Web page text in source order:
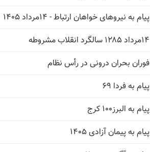
پیام به نیروهای خواهان ارتباط - ۱۴مرداد ۱۴۰۵
۱۴مرداد ۱۲۸۵ سالگرد انقلاب مشروطه
فوران بحران درونی در رأس نظام
پیام به فردا ۶۹
پیام به البرز۱۰۰ کرج
پیام به پیمان آزادی ۱۴۰۵